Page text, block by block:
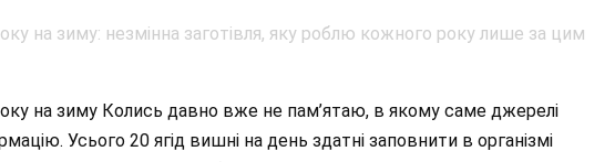
на зиму Колись давно вже не пам’ятаю, в якому саме джерелі
Усього 20 ягід вишні на день здатні заповнити в організмі